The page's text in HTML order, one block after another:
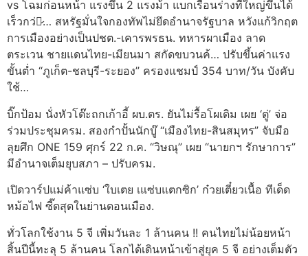
vs โฉมก่อนหน้า แรงขึ้น 2 แรงม้า แบกเรือนร่างที่ใหญ่ขึ้นได้
เร็วกว่า̷… สหรัฐมั่นใจกองทัพไม่ยึดอำนาจรัฐบาล หวังแก้วิกฤต
การเมืองอย่างเป็นปชต.-เคารพรธน. ทหารผาเมือง ลาด
ตระเวน ชายแดนไทย-เมียนมา สกัดขบวนค้… ปรับขึ้นค่าแรง
ขั้นต่ำ “ภูเก็ต-ชลบุรี-ระยอง” ครองแชมป์ 354 บาท/วัน บังคับ
ใช้…
บิ๊กป้อม นั่งหัวโต๊ะถกเก้าอี้ ผบ.ตร. ยันไม่รื้อโผเดิม เผย ‘ตู่’ จ่อ
ร่วมประชุมครม. สองกำปั้นนักบู๊ “เมืองไทย-สินสมุทร” จับมือ
ลุยศึก ONE 159 ศุกร์ 22 ก.ค. “วิษณุ” เผย “นายกฯ รักษาการ”
มีอำนาจเต็มยุบสภา – ปรับครม.
เปิดวาร์ปแม่ค้าแซ่บ ‘ใบเตย เแซ่บแตกซิก’ ก๋วยเตี๋ยวเนื้อ ทีเด็ด
หม้อไฟ ซี๊ดสุดในย่านดอนเมือง.
ทั่วโลกใช้งาน 5 จี เพิ่มวันละ 1 ล้านคน !! คนไทยไม่น้อยหน้า
สิ้นปีนี้ทะลุ 5 ล้านคน โลกได้เดินหน้าเข้าสู่ยุค 5 จี อย่างเต็มตัว